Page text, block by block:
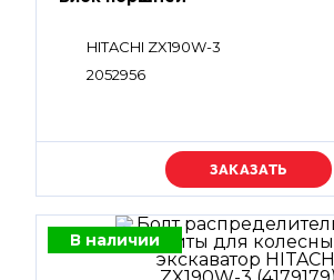
HITACHI ZX190W-3
2052956
Уточняйте цену
В наличии